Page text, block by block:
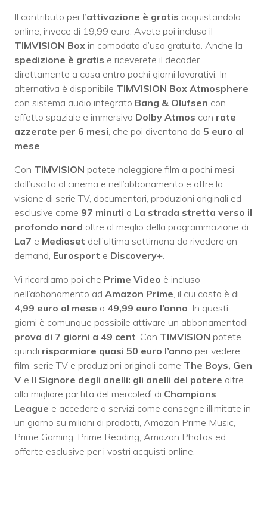
Il contributo per l’attivazione è gratis acquistandola
online, invece di 19,99 euro. Avete poi incluso il
TIMVISION Box in comodato d’uso gratuito. Anche la
spedizione è gratis e riceverete il decoder
direttamente a casa entro pochi giorni lavorativi. In
alternativa è disponibile TIMVISION Box Atmosphere
con sistema audio integrato Bang & Olufsen con
effetto spaziale e immersivo Dolby Atmos con rate
azzerate per 6 mesi, che poi diventano da 5 euro al
mese.
Con TIMVISION potete noleggiare film a pochi mesi
dall’uscita al cinema e nell’abbonamento e offre la
visione di serie TV, documentari, produzioni originali ed
esclusive come 97 minuti o La strada stretta verso il
profondo nord oltre al meglio della programmazione di
La7 e Mediaset dell’ultima settimana da rivedere on
demand, Eurosport e Discovery+.
Vi ricordiamo poi che Prime Video è incluso
nell’abbonamento ad Amazon Prime, il cui costo è di
4,99 euro al mese o 49,99 euro l’anno. In questi
giorni è comunque possibile attivare un abbonamentodi
prova di 7 giorni a 49 cent. Con TIMVISION potete
quindi risparmiare quasi 50 euro l’anno per vedere
film, serie TV e produzioni originali come The Boys, Gen
V e Il Signore degli anelli: gli anelli del potere oltre
alla migliore partita del mercoledì di Champions
League e accedere a servizi come consegne illimitate in
un giorno su milioni di prodotti, Amazon Prime Music,
Prime Gaming, Prime Reading, Amazon Photos ed
offerte esclusive per i vostri acquisti online.